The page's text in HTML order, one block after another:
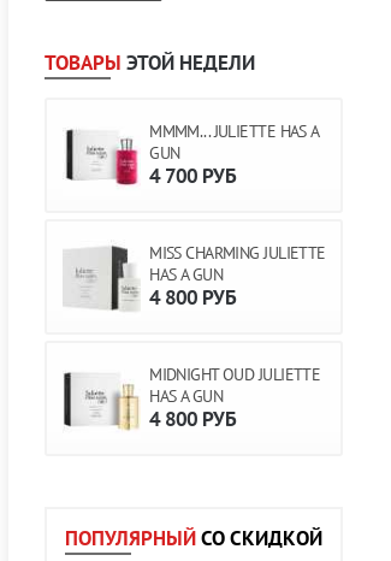
ТОВАРЫ ЭТОЙ НЕДЕЛИ
MMMM... JULIETTE HAS A
GUN
4 700 РУБ
MISS CHARMING JULIETTE
HAS A GUN
4 800 РУБ
MIDNIGHT OUD JULIETTE
HAS A GUN
4 800 РУБ
ПОПУЛЯРНЫЙСО СКИДКОЙ